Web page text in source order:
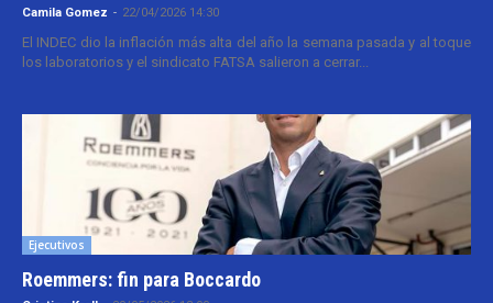
Camila Gomez - 22/04/2026 14:30
El INDEC dio la inflación más alta del año la semana pasada y al toque
los laboratorios y el sindicato FATSA salieron a cerrar...
Ejecutivos
Roemmers: fin para Boccardo